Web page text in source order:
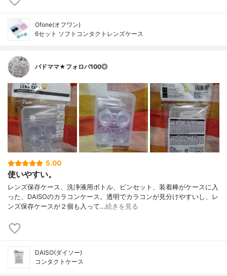
Ofone(オフワン)
6セット ソフトコンタクトレンズケース
バドママ★フォロバ100◎
5.00
使いやすい。
レンズ保存ケース、洗浄液用ボトル、ピンセット、装着棒がケースに入
った、DAISOのカラコンケース。透明でカラコンが見分けやすいし、レ
ンズ保存ケースが２個も入って…続きを見る
DAISO(ダイソー)
コンタクトケース